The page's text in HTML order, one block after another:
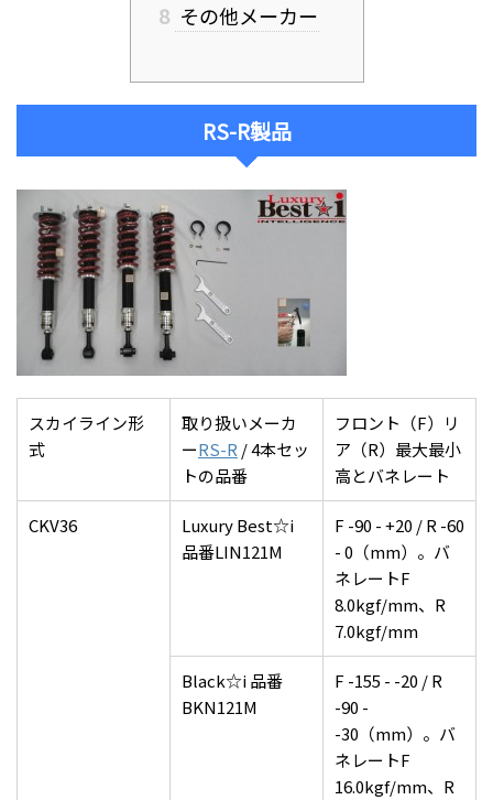
8 その他メーカー
RS-R製品
スカイライン形
式
取り扱いメーカ
ーRS-R / 4本セッ
トの品番
フロント（F）リ
ア（R）最大最小
高とバネレート
CKV36
Luxury Best☆i
品番LIN121M
F -90 - +20 / R -60
- 0（mm）。バ
ネレートF
8.0kgf/mm、R
7.0kgf/mm
Black☆i 品番
BKN121M
F -155 - -20 / R
-90 -
-30（mm）。バ
ネレートF
16.0kgf/mm、R